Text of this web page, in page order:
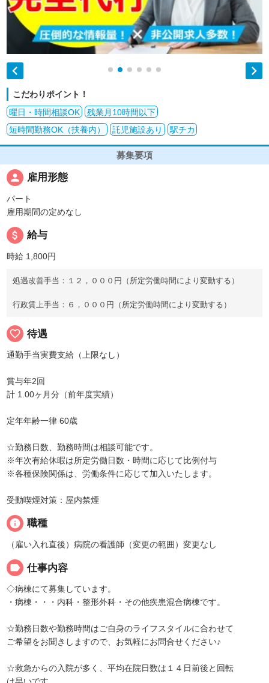
 
こだわりポイント！
曜日・時間相談OK
残業月10時間以下
短時間勤務OK（扶養内）
託児施設あり 駅チカ
募集要項
person 雇用形態
パート
雇用期間の定めなし
attach_money 給与
時給 1,800円
処遇改善手当：１２，０００円（所定労働時間により変動する）
行政賃上手当：６，０００円（所定労働時間により変動する）
favorite_border 待遇
通勤手当実費支給（上限なし）
賞与年2回
計 1.00ヶ月分（前年度実績）
定年年齢一律 60歳
☆勤務日数、勤務時間は相談可能です。
※年次有給休暇は所定労働日数・時間に応じて比例付与
※各種保険関係は、労働条件に応じて加入いたします。
受動喫煙対策：屋内禁煙
info 職種
（雇い入れ直後）病院の看護師（変更の範囲）変更なし
label 仕事内容
◇病棟にて募集しています。
・病棟・・・内科・整形外科・その他疾患混合病棟です。
☆勤務日数や勤務時間はご自身のライフスタイルに合わせて
ご希望をお聞きしますので、お気軽にお問合せください♪
☆救急からの入院が多く、平均在院日数は１４日前後と回転